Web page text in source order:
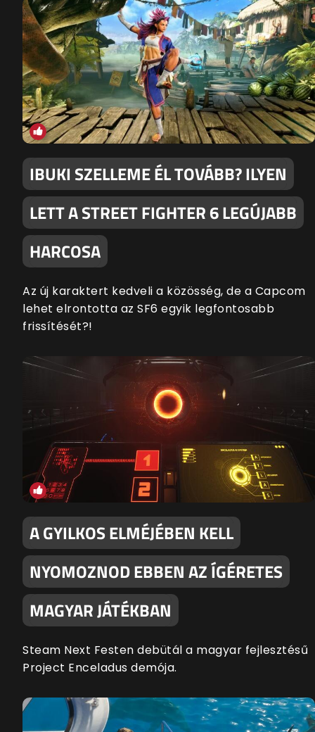
IBUKI SZELLEME ÉL TOVÁBB? ILYEN
LETT A STREET FIGHTER 6 LEGÚJABB
HARCOSA
Az új karaktert kedveli a közösség, de a Capcom
lehet elrontotta az SF6 egyik legfontosabb
frissítését?!
A GYILKOS ELMÉJÉBEN KELL
NYOMOZNOD EBBEN AZ ÍGÉRETES
MAGYAR JÁTÉKBAN
Steam Next Festen debütál a magyar fejlesztésű
Project Enceladus demója.